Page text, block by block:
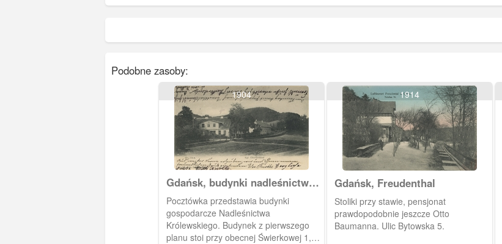
Podobne zasoby:
1904
Gdańsk, budynki nadleśnictwa
w Oliwie
Pocztówka przedstawia budynki
gospodarcze Nadleśnictwa
Królewskiego. Budynek z pierwszego
planu stoi przy obecnej Świerkowej 1,
1914
Gdańsk, Freudenthal
Stoliki przy stawie, pensjonat
prawdopodobnie jeszcze Otto
Baumanna. Ulic Bytowska 5.